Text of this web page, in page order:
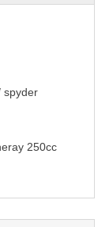
spyder
250cc